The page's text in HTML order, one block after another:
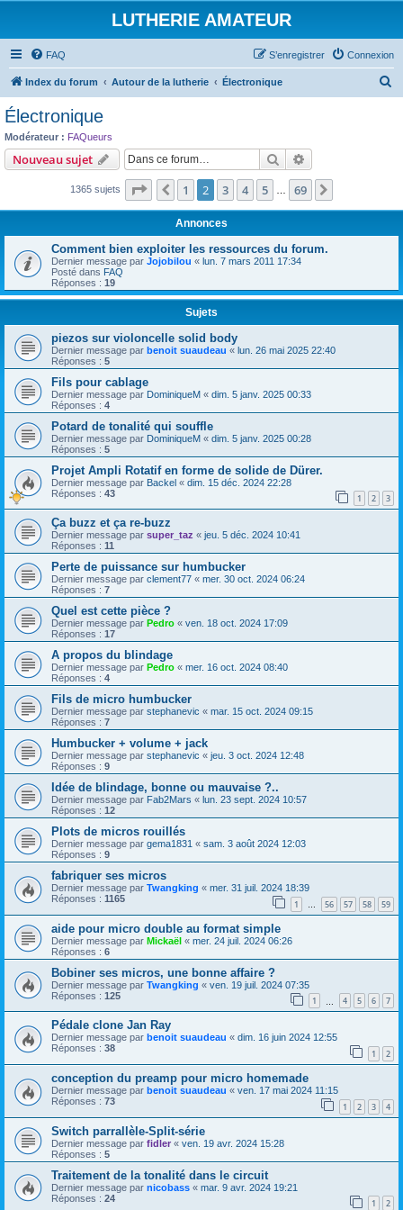
LUTHERIE AMATEUR
FAQ Connexion
S’enregistrer
Index du forum Autour de la lutherie Électronique
c
Électronique
Modérateur : FAQueurs
Nouveau sujet Rechercher
1365 sujets Page sur69
Précédente
1 2 3 4 5 69
Annonces
Comment bien exploiter les ressources du forum.
Dernier message par Jojobilou « lun. 7 mars 2011 17:34
Posté dans FAQ
Réponses : 19
Sujets
piezos sur violoncelle solid body
Dernier message par benoit suaudeau « lun. 26 mai 2025 22:40
Réponses : 5
Fils pour cablage
Dernier message par DominiqueM « dim. 5 janv. 2025 00:33
Réponses : 4
Potard de tonalité qui souffle
Dernier message par DominiqueM « dim. 5 janv. 2025 00:28
Réponses : 5
Projet Ampli Rotatif en forme de solide de Dürer.
Dernier message par Backel « dim. 15 déc. 2024 22:28
Réponses : 43 1 2 3
Ça buzz et ça re-buzz
Dernier message par super_taz « jeu. 5 déc. 2024 10:41
Réponses : 11
Perte de puissance sur humbucker
Dernier message par clement77 « mer. 30 oct. 2024 06:24
Réponses : 7
Quel est cette pièce ?
Dernier message par Pedro « ven. 18 oct. 2024 17:09
Réponses : 17
A propos du blindage
Dernier message par Pedro « mer. 16 oct. 2024 08:40
Réponses : 4
Fils de micro humbucker
Dernier message par stephanevic « mar. 15 oct. 2024 09:15
Réponses : 7
Humbucker + volume + jack
Dernier message par stephanevic « jeu. 3 oct. 2024 12:48
Réponses : 9
Idée de blindage, bonne ou mauvaise ?..
Dernier message par Fab2Mars « lun. 23 sept. 2024 10:57
Réponses : 12
Plots de micros rouillés
Dernier message par gema1831 « sam. 3 août 2024 12:03
Réponses : 9
fabriquer ses micros
Dernier message par Twangking « mer. 31 juil. 2024 18:39
Réponses : 1165 1 … 56 57 58 59
aide pour micro double au format simple
Dernier message par Mickaël « mer. 24 juil. 2024 06:26
Réponses : 6
Bobiner ses micros, une bonne affaire ?
Dernier message par Twangking « ven. 19 juil. 2024 07:35
Réponses : 125 1 4 5 6 7
Pédale clone Jan Ray
Dernier message par benoit suaudeau « dim. 16 juin 2024 12:55
Réponses : 38 1 2
conception du preamp pour micro homemade
Dernier message par benoit suaudeau « ven. 17 mai 2024 11:15
Réponses : 73 1 2 3 4
Switch parrallèle-Split-série
Dernier message par fidler « ven. 19 avr. 2024 15:28
Réponses : 5
Traitement de la tonalité dans le circuit
Dernier message par nicobass « mar. 9 avr. 2024 19:21
Réponses : 24 1 2